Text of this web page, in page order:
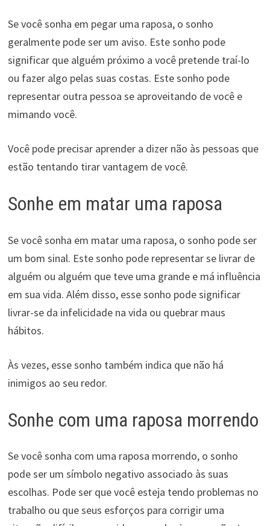
Se você sonha em pegar uma raposa, o sonho
geralmente pode ser um aviso. Este sonho pode
significar que alguém próximo a você pretende traí-lo
ou fazer algo pelas suas costas. Este sonho pode
representar outra pessoa se aproveitando de você e
mimando você.
Você pode precisar aprender a dizer não às pessoas que
estão tentando tirar vantagem de você.
Sonhe em matar uma raposa
Se você sonha em matar uma raposa, o sonho pode ser
um bom sinal. Este sonho pode representar se livrar de
alguém ou alguém que teve uma grande e má influência
em sua vida. Além disso, esse sonho pode significar
livrar-se da infelicidade na vida ou quebrar maus
hábitos.
Às vezes, esse sonho também indica que não há
inimigos ao seu redor.
Sonhe com uma raposa morrendo
Se você sonha com uma raposa morrendo, o sonho
pode ser um símbolo negativo associado às suas
escolhas. Pode ser que você esteja tendo problemas no
trabalho ou que seus esforços para corrigir uma